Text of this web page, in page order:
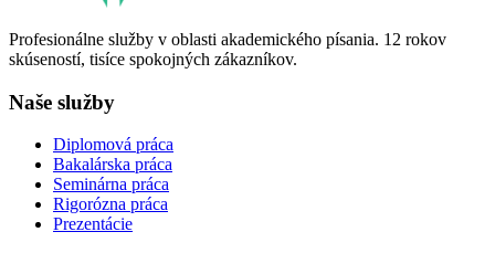
Profesionálne služby v oblasti akademického písania. 12 rokov
skúseností, tisíce spokojných zákazníkov.
Naše služby
Diplomová práca
Bakalárska práca
Seminárna práca
Rigorózna práca
Prezentácie